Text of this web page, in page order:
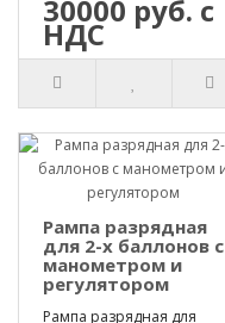
30000 руб. с
НДС
Рампа разрядная
для 2-х баллонов с
манометром и
регулятором
Рампа разрядная для